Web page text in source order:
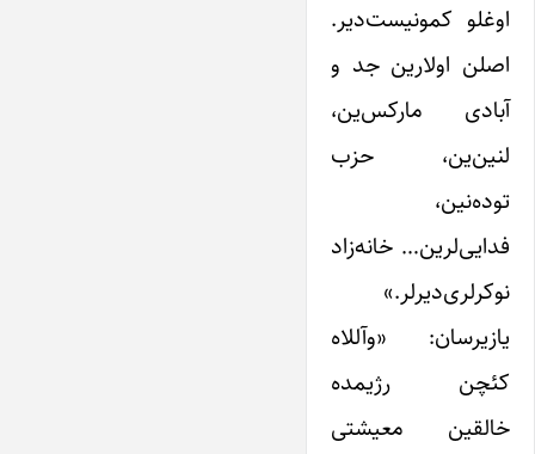
اوغلو کمونیست‌دیر.
اصلن اولارین جد و
آبادی مارکس‌ین،
لنین‌ین، حزب
توده‌نین،
فدایی‌لرین… خانه‌زاد
نوکرلری‌دیرلر.»
یازیرسان: «وآللاه
کئچن رژیمده
خالقین معیشتی